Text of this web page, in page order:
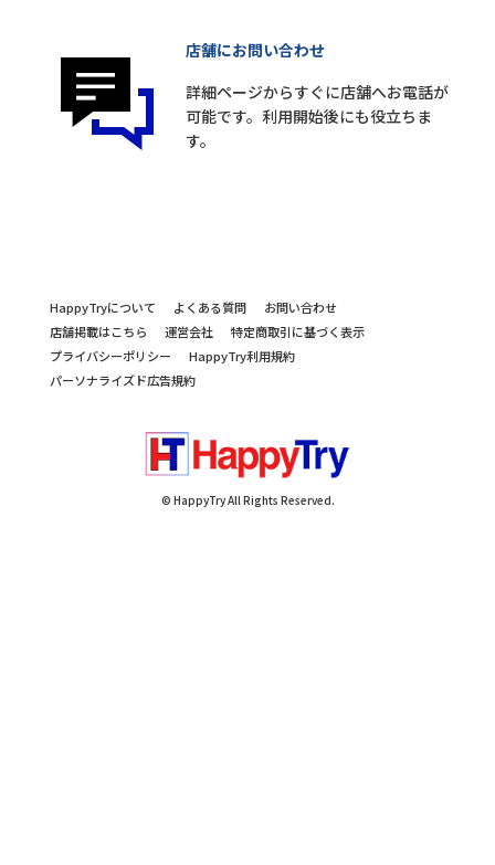
店舗にお問い合わせ
詳細ページからすぐに店舗へお電話が
可能です。利用開始後にも役立ちま
す。
HappyTryについて よくある質問
お問い合わせ
店舗掲載はこちら
運営会社
特定商取引に基づく表示
プライバシーポリシー
HappyTry利用規約
パーソナライズド広告規約
© HappyTry All Rights Reserved.